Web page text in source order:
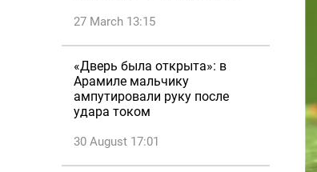
27 March 13:15
«Дверь была открыта»: в
Арамиле мальчику
ампутировали руку после
удара током
30 August 17:01